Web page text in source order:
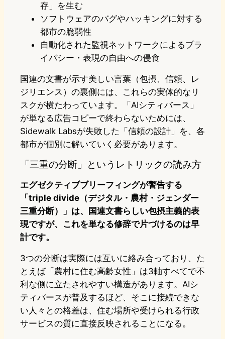
存」を生む
ソフトウェアのバグやハッキングに対する
都市の脆弱性
自動化された監視ネットワークによるプラ
イバシー・表現の自由への侵食
国連の文書が示す美しい言葉（包摂、信頼、レ
ジリエンス）の裏側には、これらの実体的なリ
スクが横たわっています。「AIシティバース」
が単なる広告コピーで終わらないためには、
Sidewalk Labsが失敗した「信頼の設計」を、各
都市が個別に解いていく必要があります。
「三重の分断」というレトリックの読み方
エグゼクティブブリーフィングが警告する
「triple divide（デジタル・農村・ジェンダー
三重分断）」は、国連文書らしい包摂主義的表
現ですが、これを単なる修辞で片づけるのは早
計です。
3つの分断は実際には互いに絡み合っており、た
とえば「農村に住む高齢女性」は3軸すべてで不
利な側に立たされやすい構造があります。AIシ
ティバースが普及するほど、そこに接続できな
い人々との格差は、住む場所や受けられる行政
サービスの質に直接反映されることになる。